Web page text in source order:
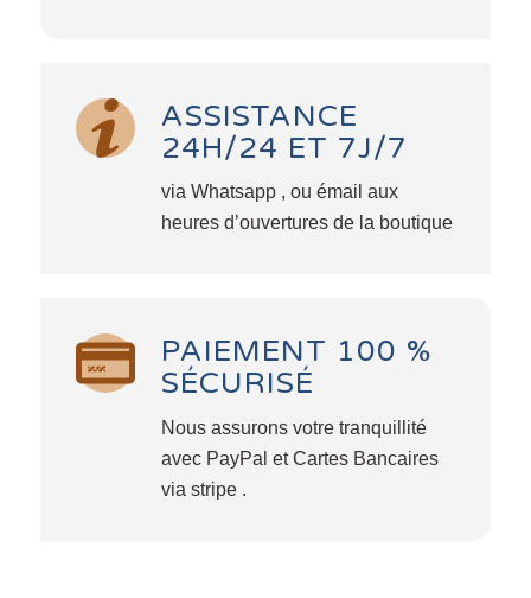
ASSISTANCE
24H/24 ET 7J/7
via Whatsapp , ou émail aux
heures d’ouvertures de la boutique
PAIEMENT 100 %
SÉCURISÉ
Nous assurons votre tranquillité
avec PayPal et Cartes Bancaires
via stripe .